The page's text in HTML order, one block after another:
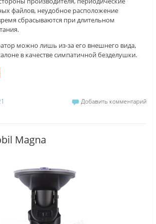
файлов, неудобное расположение
сбрасываются при длительном
можно лишь из-за его внешнего вида,
в качестве симпатичной безделушки.
Добавить комментарий
Magna